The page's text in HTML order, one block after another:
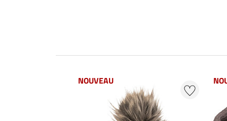
NOUVEAU